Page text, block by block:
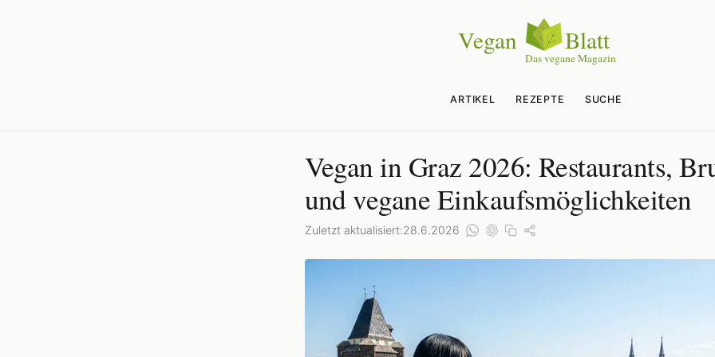
ARTIKEL REZEPTE SUCHE
Vegan in Graz 2026: Restaurants,
und vegane Einkaufsmöglichkeiten
Zuletzt aktualisiert:28.6.2026